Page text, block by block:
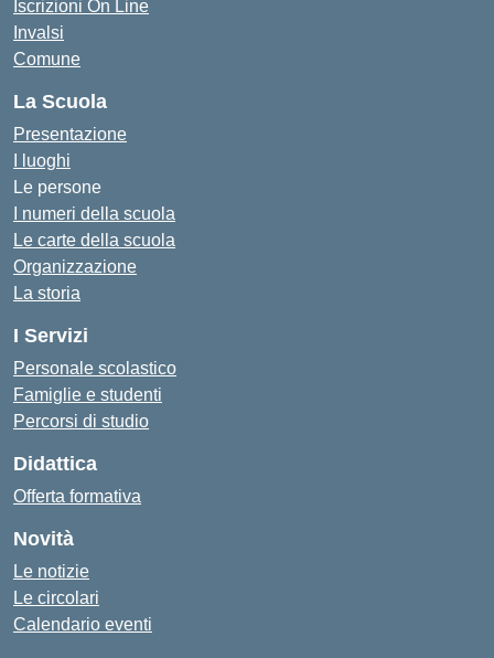
Iscrizioni On Line
Invalsi
Comune
La Scuola
Presentazione
I luoghi
Le persone
I numeri della scuola
Le carte della scuola
Organizzazione
La storia
I Servizi
Personale scolastico
Famiglie e studenti
Percorsi di studio
Didattica
Offerta formativa
Novità
Le notizie
Le circolari
Calendario eventi